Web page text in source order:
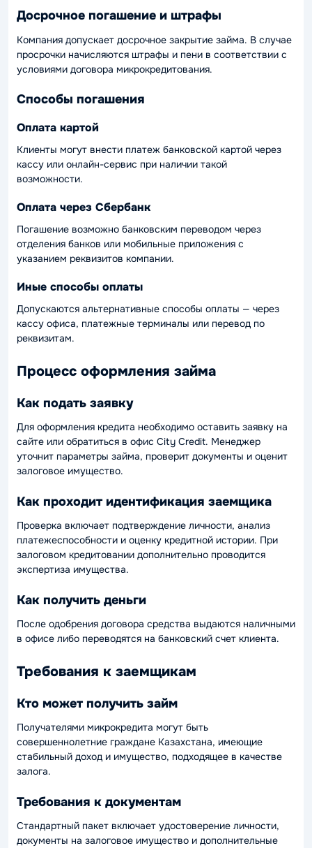
Досрочное погашение и штрафы
Компания допускает досрочное закрытие займа. В случае
просрочки начисляются штрафы и пени в соответствии с
условиями договора микрокредитования.
Способы погашения
Оплата картой
Клиенты могут внести платеж банковской картой через
кассу или онлайн-сервис при наличии такой
возможности.
Оплата через Сбербанк
Погашение возможно банковским переводом через
отделения банков или мобильные приложения с
указанием реквизитов компании.
Иные способы оплаты
Допускаются альтернативные способы оплаты — через
кассу офиса, платежные терминалы или перевод по
реквизитам.
Процесс оформления займа
Как подать заявку
Для оформления кредита необходимо оставить заявку на
сайте или обратиться в офис City Credit. Менеджер
уточнит параметры займа, проверит документы и оценит
залоговое имущество.
Как проходит идентификация заемщика
Проверка включает подтверждение личности, анализ
платежеспособности и оценку кредитной истории. При
залоговом кредитовании дополнительно проводится
экспертиза имущества.
Как получить деньги
После одобрения договора средства выдаются наличными
в офисе либо переводятся на банковский счет клиента.
Требования к заемщикам
Кто может получить займ
Получателями микрокредита могут быть
совершеннолетние граждане Казахстана, имеющие
стабильный доход и имущество, подходящее в качестве
залога.
Требования к документам
Стандартный пакет включает удостоверение личности,
документы на залоговое имущество и дополнительные